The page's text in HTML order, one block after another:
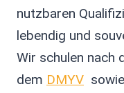
nutzbaren
lebendig und
Wir schulen nach
dem DMYV